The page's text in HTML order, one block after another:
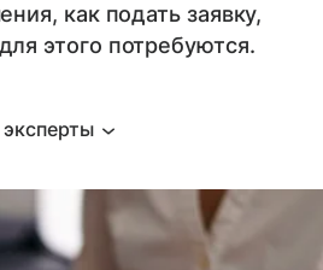
как подать заявку,
этого потребуются.